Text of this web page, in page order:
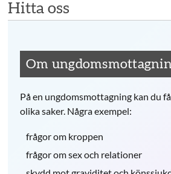
Hitta oss
Om
På en ungdomsmottagning kan du
olika saker. Några exempel:
frågor om kroppen
frågor om sex och relationer